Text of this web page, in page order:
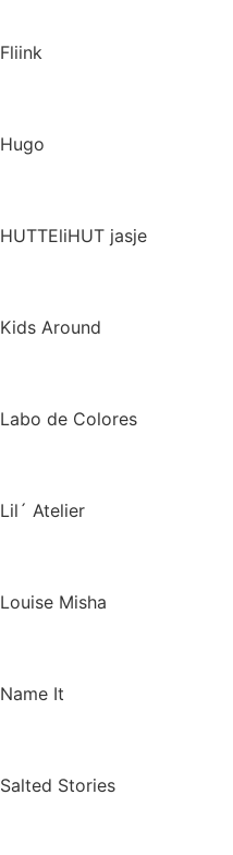
Fliink
Hugo
HUTTEliHUT jasje
Kids Around
Labo de Colores
Lil´ Atelier
Louise Misha
Name It
Salted Stories